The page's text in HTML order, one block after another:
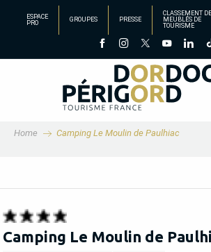
principal
ESPACE
PRO
GROUPES PRESSE
CLASSEMENT
MEUBLÉS DE
TOURISME
Home Camping Le Moulin de Paulhiac
Camping Le Moulin de